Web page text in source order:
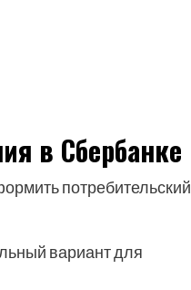
в Сбербанке
потребительский
вариант для